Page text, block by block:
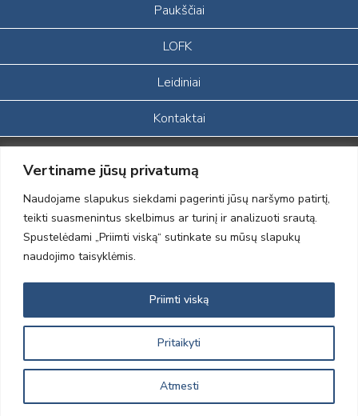
Vertiname jūsų privatumą
Naudojame slapukus siekdami pagerinti jūsų naršymo patirtį,
teikti suasmenintus skelbimus ar turinį ir analizuoti srautą.
Spustelėdami „Priimti viską“ sutinkate su mūsų slapukų
naudojimo taisyklėmis.
Pritaikyti
Atmesti
Priimti viską
Paukščiai
LOFK
Leidiniai
Kontaktai
Portalas sukurtas įgyvendinant Lietuvos Respublikos, Europos
ekonominės erdvės ir Norvegijos finansinių mechanizmų iš dalies
finansuojamą paprojektį
„LOD visuomeninės /gamtosauginės veiklos sustiprinimas ir įvaizdžio
formavimas įtraukiant visuomenę į aplinkosauginių tyrimų veiklą“
(paprojekčio
įgyvendinimo sutarties numeris 2004-LT0008-NVO-1EEE/NOR-02-
2012 © Lietuvos Ornitologų Draugija © 2014, Visos teisės saugomos
Electronic Solutions for Business